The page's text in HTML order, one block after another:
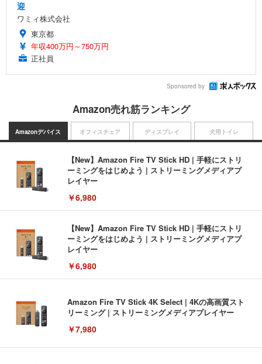
迎
ワミィ株式会社
東京都
年収400万円～750万円
正社員
Sponsored by
Amazon売れ筋ランキング
Amazonデバイス
【New】Amazon Fire TV Stick HD | 手軽にストリ
ーミングをはじめよう | ストリーミングメディアプ
レイヤー
￥6,980
【New】Amazon Fire TV Stick HD | 手軽にストリ
ーミングをはじめよう | ストリーミングメディアプ
レイヤー
￥6,980
Amazon Fire TV Stick 4K Select | 4Kの高画質スト
リーミング | ストリーミングメディアプレイヤー
￥7,980
オフィスチェア ディスプレイ 犬用トイレ